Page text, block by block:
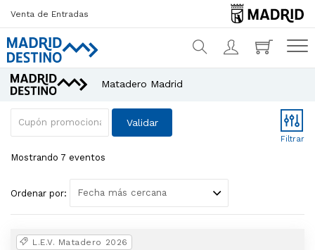
Venta de Entradas
¿Qué estás buscando?
Matadero Madrid
Filtrar
Cupón promocional
Validar
Mostrando 7 eventos
Ordenar por:
L.E.V. Matadero 2026